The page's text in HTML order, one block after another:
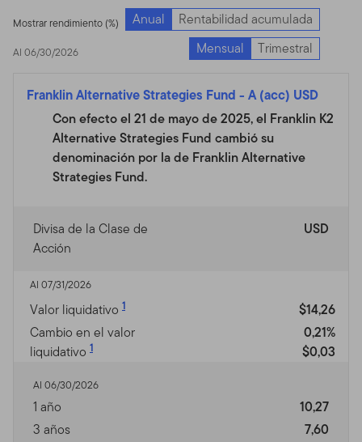
Mostrar rendimiento (%) Anual Rentabilidad acumulada
Al 06/30/2026 Mensual Trimestral
Franklin Alternative Strategies Fund - A (acc) USD
Con efecto el 21 de mayo de 2025, el Franklin K2
Alternative Strategies Fund cambió su
denominación por la de Franklin Alternative
Strategies Fund.
Divisa de la Clase de
Acción
USD
Al 07/31/2026
Valor liquidativo 1
$14,26
Cambio en el valor
liquidativo 1
0,21%
$0,03
Al 06/30/2026
1 año
10,27
3 años
7,60